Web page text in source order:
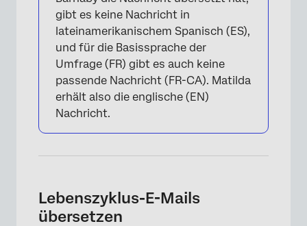
gibt es keine Nachricht in
lateinamerikanischem Spanisch (ES),
und für die Basissprache der
Umfrage (FR) gibt es auch keine
passende Nachricht (FR-CA). Matilda
erhält also die englische (EN)
Nachricht.
Lebenszyklus-E-Mails
übersetzen